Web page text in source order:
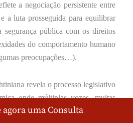
a negociação persistente entre
a luta prosseguida para equilibrar
segurança pública com os direitos
do comportamento humano
preocupações…).
revela o processo legislativo
onde múltiplas vozes, muitas
no medo público, na
uma Consulta